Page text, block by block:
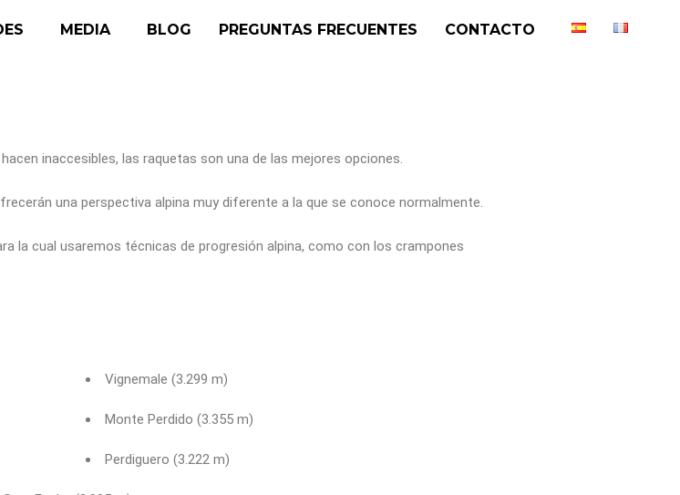
MEDIA BLOG PREGUNTAS FRECUENTES CONTACTO
inaccesibles, las raquetas son una de las mejores opciones.
una perspectiva alpina muy diferente a la que se conoce normalmente.
la cual usaremos técnicas de progresión alpina, como con los crampones
Vignemale (3.299 m)
Monte Perdido (3.355 m)
Perdiguero (3.222 m)